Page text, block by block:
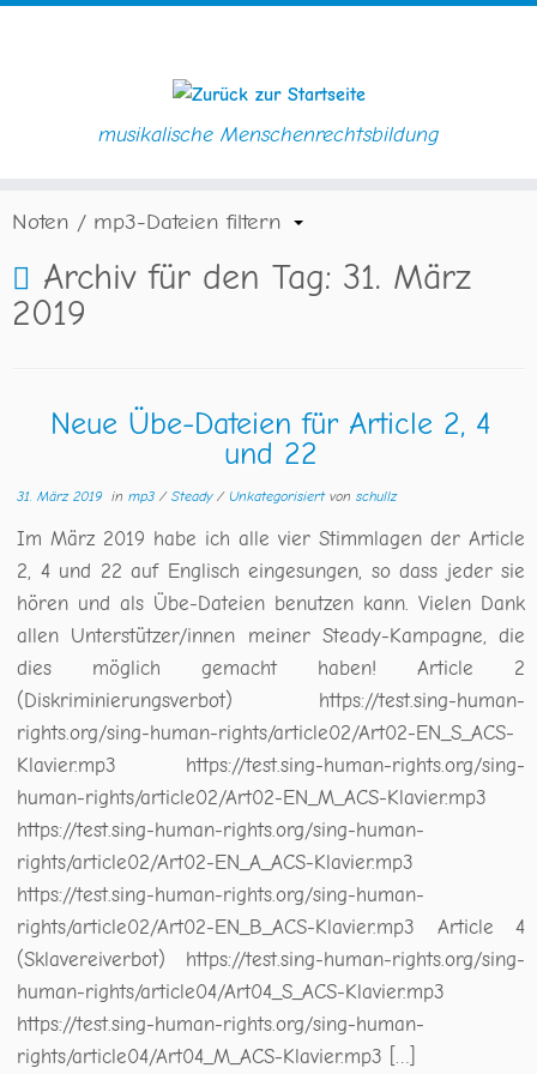
musikalische Menschenrechtsbildung
Noten / mp3-Dateien filtern
Archiv für den Tag: 31. März
2019
Neue Übe-Dateien für Article 2, 4
und 22
31. März 2019inmp3/Steady/ Unkategorisiertvonschullz
Im März 2019 habe ich alle vier Stimmlagen der Article
2, 4 und 22 auf Englisch eingesungen, so dass jeder sie
hören und als Übe-Dateien benutzen kann. Vielen Dank
allen Unterstützer/innen meiner Steady-Kampagne, die
dies möglich gemacht haben! Article 2
(Diskriminierungsverbot) https://test.sing-human-
rights.org/sing-human-rights/article02/Art02-EN_S_ACS-
Klavier.mp3 https://test.sing-human-rights.org/sing-
human-rights/article02/Art02-EN_M_ACS-Klavier.mp3
https://test.sing-human-rights.org/sing-human-
rights/article02/Art02-EN_A_ACS-Klavier.mp3
https://test.sing-human-rights.org/sing-human-
rights/article02/Art02-EN_B_ACS-Klavier.mp3 Article 4
(Sklavereiverbot) https://test.sing-human-rights.org/sing-
human-rights/article04/Art04_S_ACS-Klavier.mp3
https://test.sing-human-rights.org/sing-human-
rights/article04/Art04_M_ACS-Klavier.mp3 […]